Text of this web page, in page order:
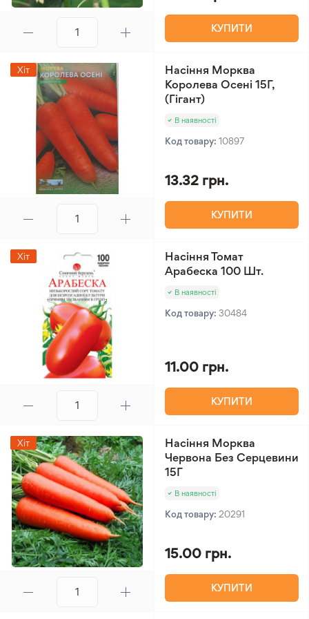
КУПИТИ
Хіт
Насіння Морква
Королева Осені 15Г,
(Гігант)
В наявності
Код товару: 10897
13.32 грн.
КУПИТИ
Хіт
Насіння Томат
Арабеска 100 Шт.
В наявності
Код товару: 30484
11.00 грн.
КУПИТИ
Хіт
Насіння Морква
Червона Без Серцевини
15Г
В наявності
Код товару: 20291
15.00 грн.
КУПИТИ